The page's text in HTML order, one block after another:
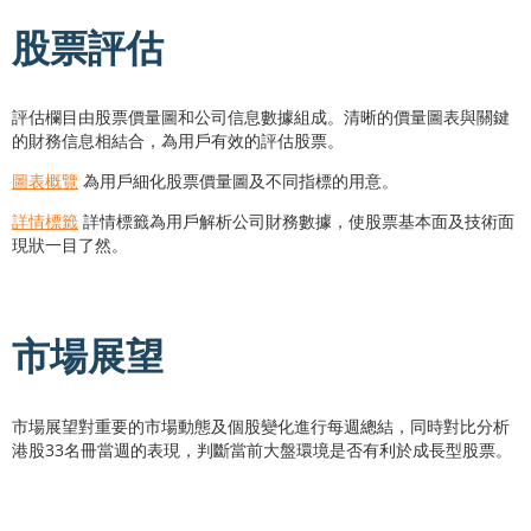
股票評估
評估欄目由股票價量圖和公司信息數據組成。清晰的價量圖表與關鍵
的財務信息相結合，為用戶有效的評估股票。
圖表概覽 為用戶細化股票價量圖及不同指標的用意。
詳情標籤 詳情標籤為用戶解析公司財務數據，使股票基本面及技術面
現狀一目了然。
市場展望
市場展望對重要的市場動態及個股變化進行每週總結，同時對比分析
港股33名冊當週的表現，判斷當前大盤環境是否有利於成長型股票。